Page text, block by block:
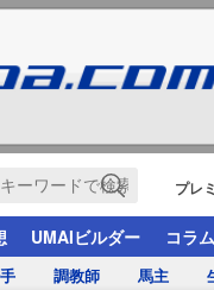
プレ
UMAIビルダー コラム
調教師 馬主